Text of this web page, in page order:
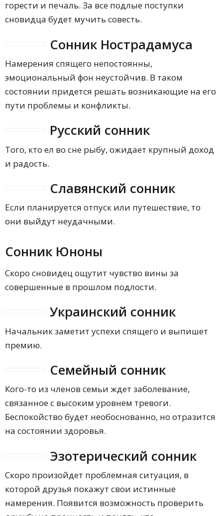
горести и печаль. За все подлые поступки
сновидца будет мучить совесть.
Сонник Нострадамуса
Намерения спящего непостоянны,
эмоциональный фон неустойчив. В таком
состоянии придется решать возникающие на его
пути проблемы и конфликты.
Русский сонник
Того, кто ел во сне рыбу, ожидает крупный доход
и радость.
Славянский сонник
Если планируется отпуск или путешествие, то
они выйдут неудачными.
Сонник Юноны
Скоро сновидец ощутит чувство вины за
совершенные в прошлом подлости.
Украинский сонник
Начальник заметит успехи спящего и выпишет
премию.
Семейный сонник
Кого-то из членов семьи ждет заболевание,
связанное с высоким уровнем тревоги.
Беспокойство будет необоснованно, но отразится
на состоянии здоровья.
Эзотерический сонник
Скоро произойдет проблемная ситуация, в
которой друзья покажут свои истинные
намерения. Появится возможность проверить